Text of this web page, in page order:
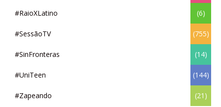
#RaioXLatino (6)
#SessãoTV (755)
#SinFronteras (14)
#UniTeen (144)
#Zapeando (21)